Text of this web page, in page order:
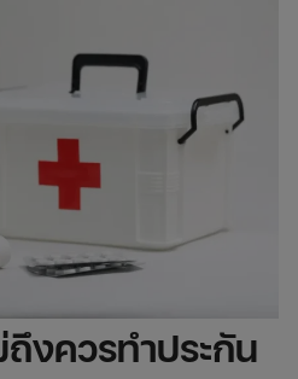
งควรทำประกัน